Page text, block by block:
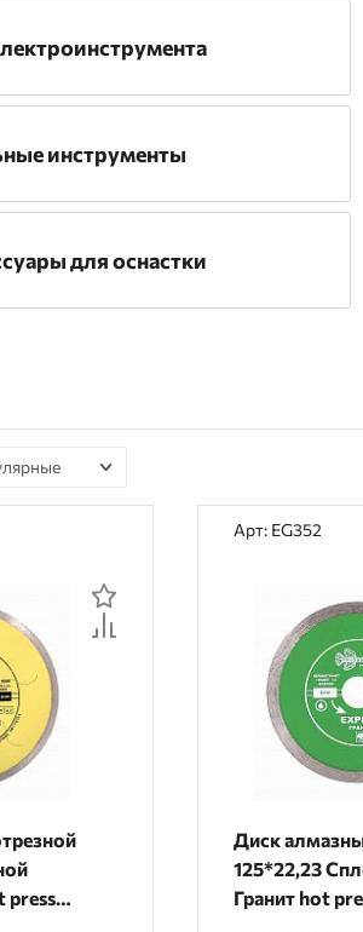
инструменты
для оснастки
цене
отзывам
press
Арт: EG352
Диск
125*22,23
Гранит hot